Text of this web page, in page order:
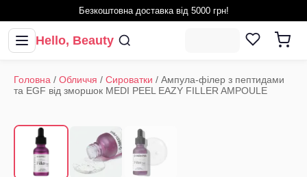
Безкоштовна доставка від 5000 грн!
Hello, Beauty
Головна / Обличчя / Сироватки / Ампула-філер з пептидами
та EGF від зморшок MEDI PEEL EAZY FILLER AMPOULE